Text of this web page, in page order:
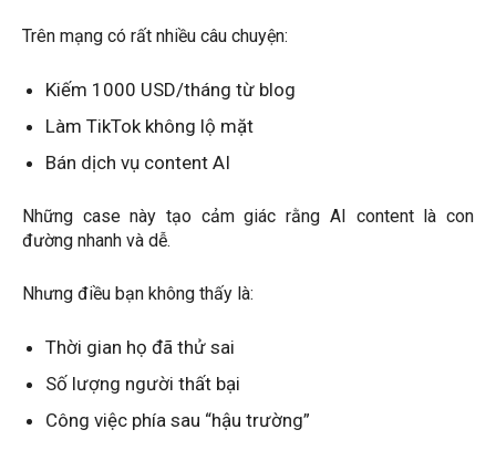
Trên mạng có rất nhiều câu chuyện:
Kiếm 1000 USD/tháng từ blog
Làm TikTok không lộ mặt
Bán dịch vụ content AI
Những case này tạo cảm giác rằng AI content là con
đường nhanh và dễ.
Nhưng điều bạn không thấy là:
Thời gian họ đã thử sai
Số lượng người thất bại
Công việc phía sau “hậu trường”